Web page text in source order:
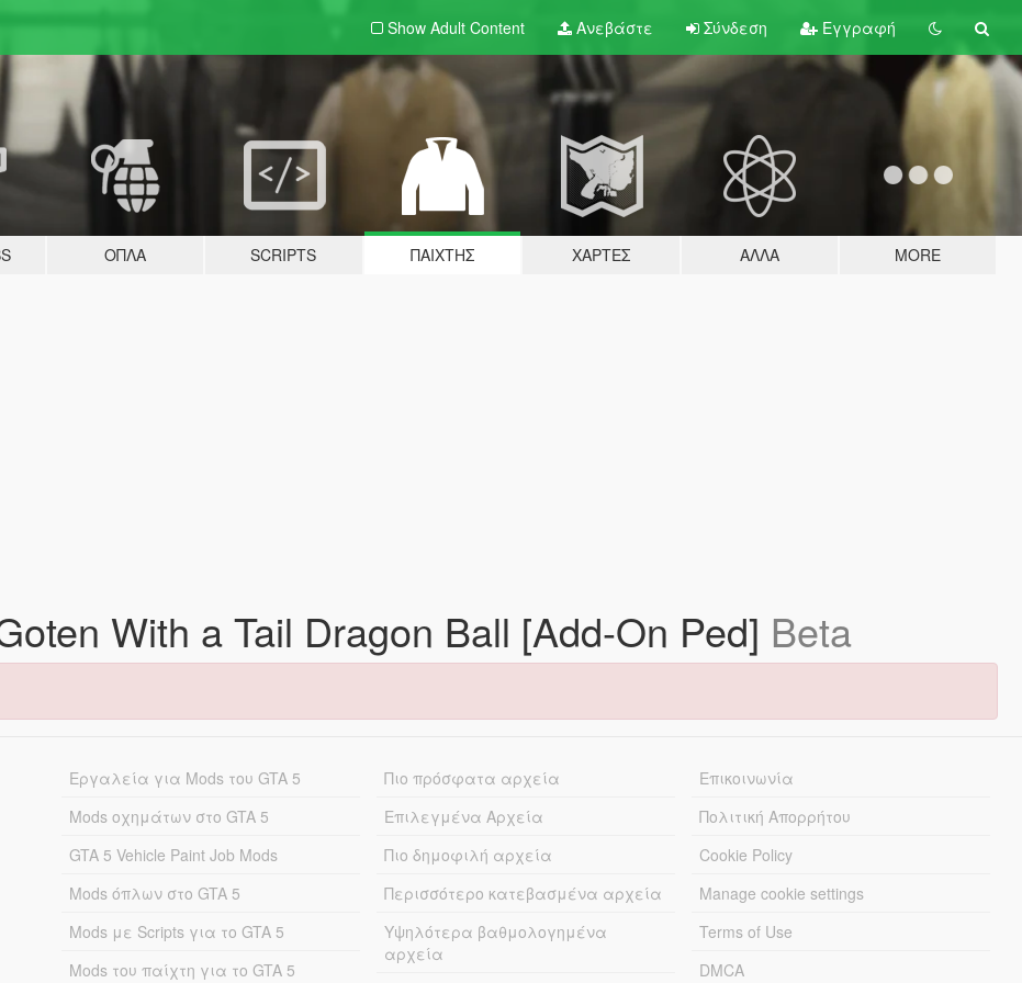
Show Adult Content Ανεβάστε Σύνδεση Εγγραφή
ΌΠΛΑ SCRIPTS ΠΑΊΧΤΗΣ ΧΆΡΤΕΣ ΆΛΛΑ MORE
With a Tail Dragon Ball [Add-On Ped] Beta
Εργαλεία για Mods του GTA 5
Mods οχημάτων στο GTA 5
GTA 5 Vehicle Paint Job Mods
Mods όπλων στο GTA 5
Mods με Scripts για το GTA 5
Mods του παίχτη για το GTA 5
Πιο πρόσφατα αρχεία
Επιλεγμένα Αρχεία
Πιο δημοφιλή αρχεία
Περισσότερο κατεβασμένα αρχεία
Υψηλότερα βαθμολογημένα
αρχεία
Επικοινωνία
Πολιτική Απορρήτου
Cookie Policy
Manage cookie settings
Terms of Use
DMCA